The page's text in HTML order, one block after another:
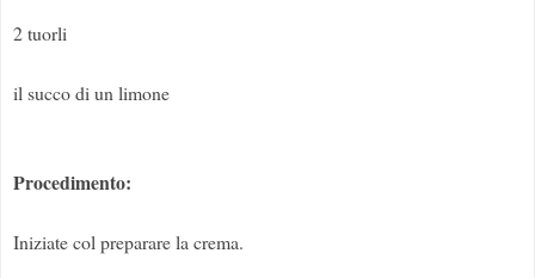
2 tuorli
il succo di un limone
Procedimento:
Iniziate col preparare la crema.